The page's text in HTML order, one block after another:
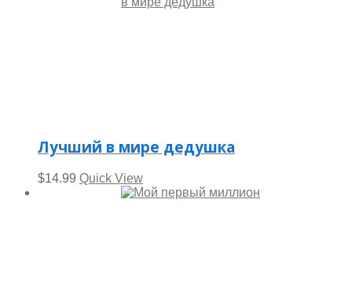
Лучший в мире дедушка
$14.99 Quick View